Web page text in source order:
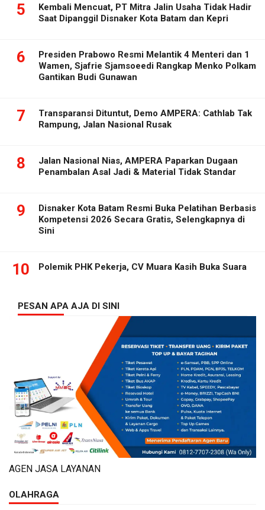
5
Kembali Mencuat, PT Mitra Jalin Usaha Tidak Hadir
Saat Dipanggil Disnaker Kota Batam dan Kepri
6
Presiden Prabowo Resmi Melantik 4 Menteri dan 1
Wamen, Sjafrie Sjamsoeedi Rangkap Menko Polkam
Gantikan Budi Gunawan
7
Transparansi Dituntut, Demo AMPERA: Cathlab Tak
Rampung, Jalan Nasional Rusak
8
Jalan Nasional Nias, AMPERA Paparkan Dugaan
Penambalan Asal Jadi & Material Tidak Standar
9
Disnaker Kota Batam Resmi Buka Pelatihan Berbasis
Kompetensi 2026 Secara Gratis, Selengkapnya di
Sini
10 Polemik PHK Pekerja, CV Muara Kasih Buka Suara
PESAN APA AJA DI SINI
AGEN JASA LAYANAN
OLAHRAGA